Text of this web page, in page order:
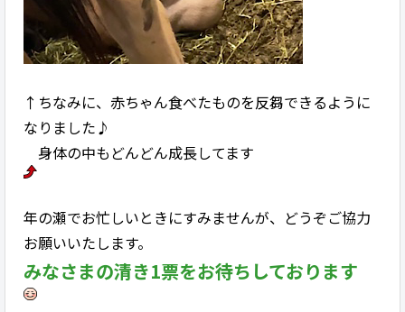
↑ちなみに、赤ちゃん食べたものを反芻できるように
なりました♪
身体の中もどんどん成長してます
年の瀬でお忙しいときにすみませんが、どうぞご協力
お願いいたします。
みなさまの清き1票をお待ちしております